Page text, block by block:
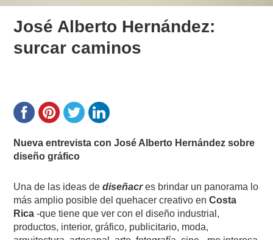
José Alberto Hernández:
surcar caminos
Nueva entrevista con José Alberto Hernández sobre
diseño gráfico
Una de las ideas dediseñacres brindar un panorama lo
más amplio posible del quehacer creativo enCosta
Rica -que tiene que ver con el diseño industrial,
productos, interior, gráfico, publicitario, moda,